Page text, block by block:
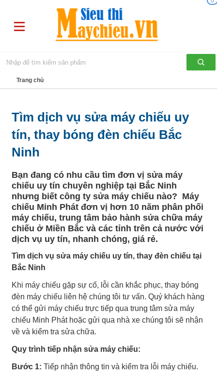
Trang chủ
Tìm dịch vụ sửa máy chiếu uy
tín, thay bóng đèn chiếu Bắc
Ninh
Bạn đang có nhu cầu tìm đơn vị sửa máy
chiếu uy tín chuyên nghiệp tại Bắc Ninh
nhưng biết công ty sửa máy chiếu nào? Máy
chiếu Minh Phát đơn vị hơn 10 năm phân phối
máy chiếu, trung tâm bảo hành sửa chữa máy
chiếu ở Miền Bắc và các tỉnh trên cả nước với
dịch vụ uy tín, nhanh chóng, giá rẻ.
Tìm dịch vụ sửa máy chiếu uy tín, thay đèn chiếu tại
Bắc Ninh
Khi máy chiếu gặp sự cố, lỗi cần khắc phục, thay bóng
đèn máy chiếu liên hệ chúng tôi tư vấn. Quý khách hàng
có thể gửi máy chiếu trực tiếp qua trung tâm sửa máy
chiếu Minh Phát hoặc gửi qua nhà xe chúng tôi sẽ nhận
về và kiểm tra sửa chữa.
Quy trình tiếp nhận sửa máy chiếu:
Bước 1: Tiếp nhận thông tin và kiểm tra lỗi máy chiếu.